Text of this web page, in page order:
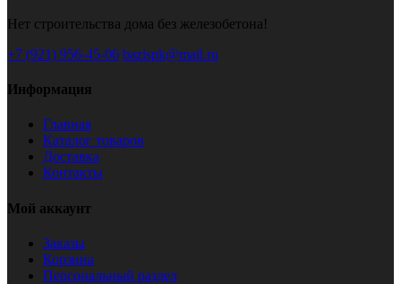
Нет строительства дома без железобетона!
+7 (921) 956-45-06 bazispk@mail.ru
Информация
Главная
Каталог товаров
Доставка
Контакты
Мой аккаунт
Заказы
Корзина
Персональный раздел